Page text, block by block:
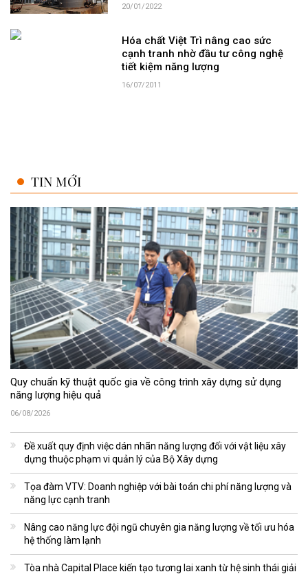
20/01/2022
Hóa chất Việt Trì nâng cao sức
cạnh tranh nhờ đầu tư công nghệ
tiết kiệm năng lượng
16/07/2011
TIN MỚI
Quy chuẩn kỹ thuật quốc gia về công trình xây dựng sử dụng
năng lượng hiệu quả
06/08/2026
Đề xuất quy định việc dán nhãn năng lượng đối với vật liệu xây
dựng thuộc phạm vi quản lý của Bộ Xây dựng
Tọa đàm VTV: Doanh nghiệp với bài toán chi phí năng lượng và
năng lực cạnh tranh
Nâng cao năng lực đội ngũ chuyên gia năng lượng về tối ưu hóa
hệ thống làm lạnh
Tòa nhà Capital Place kiến tạo tương lai xanh từ hệ sinh thái giải